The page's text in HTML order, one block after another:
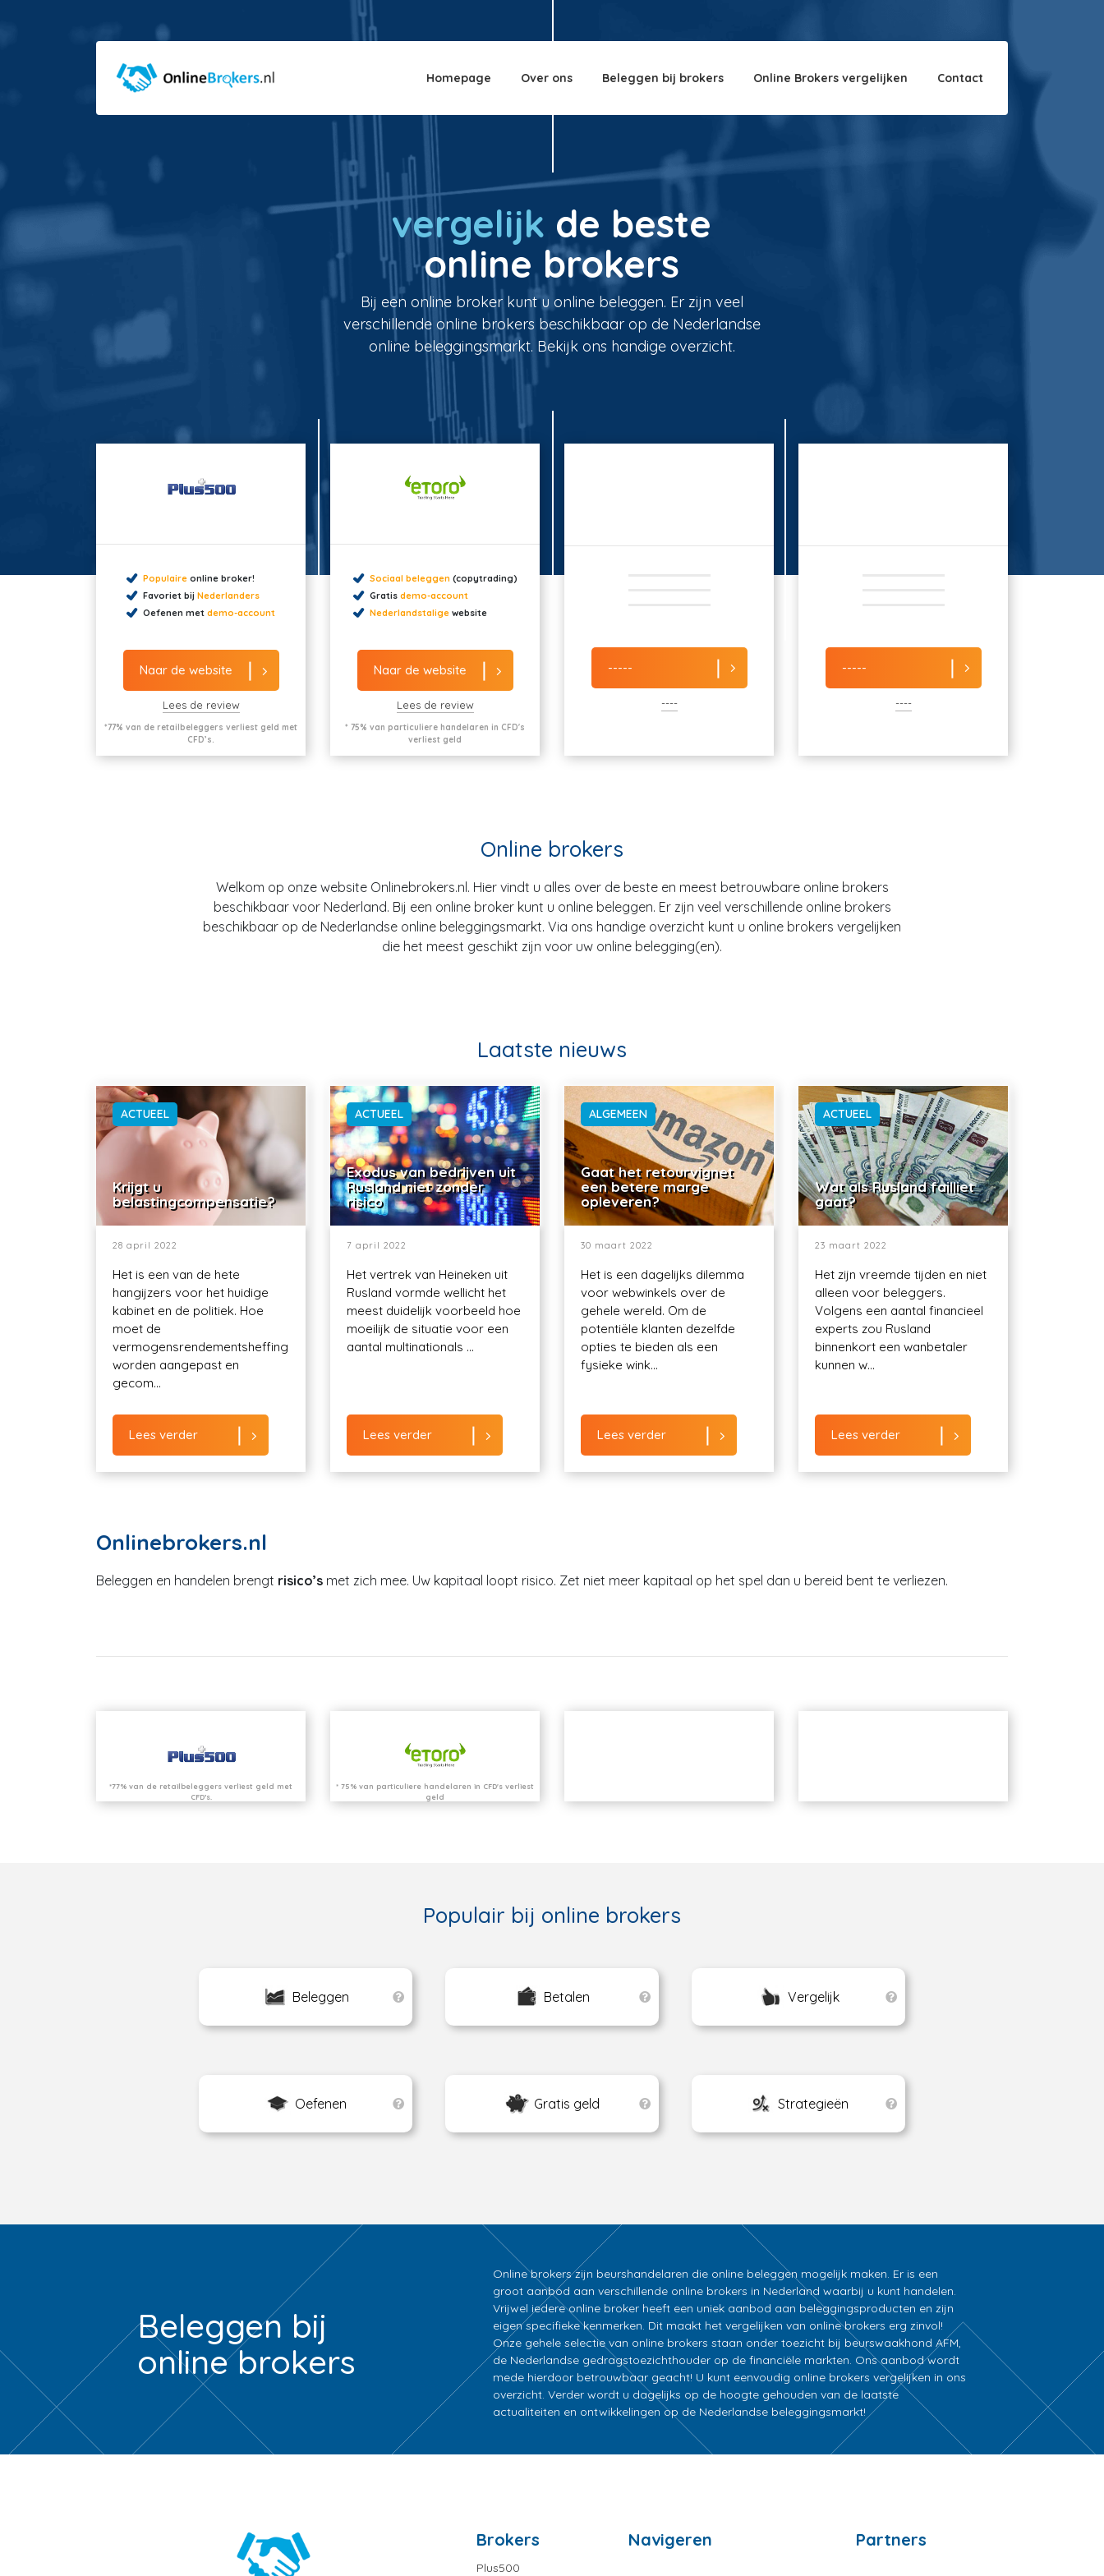
Homepage Over ons Beleggen bij brokers Online Brokers vergelijken Contact
vergelijk de beste
online brokers
Bij een online broker kunt u online beleggen. Er zijn veel
verschillende online brokers beschikbaar op de Nederlandse
online beleggingsmarkt. Bekijk ons handige overzicht.
Populaire online broker!
Favoriet bij Nederlanders
Oefenen met demo-account
Naar de website
Lees de review
*77% van de retailbeleggers verliest geld met
CFD’s.
Sociaal beleggen (copytrading)
Gratis demo-account
Nederlandstaligewebsite
Naar de website
Lees de review
* 75% van particuliere handelaren in CFD's
verliest geld
-----
----
-----
----
Online brokers
Welkom op onze website Onlinebrokers.nl. Hier vindt u alles over de beste en meest betrouwbare online brokers
beschikbaar voor Nederland. Bij een online broker kunt u online beleggen. Er zijn veel verschillende online brokers
beschikbaar op de Nederlandse online beleggingsmarkt. Via ons handige overzicht kunt u online brokers vergelijken
die het meest geschikt zijn voor uw online belegging(en).
Laatste nieuws
ACTUEEL
Krijgt u
belastingcompensatie?
28 april 2022
Het is een van de hete
hangijzers voor het huidige
kabinet en de politiek. Hoe
moet de
vermogensrendementsheffing
worden aangepast en
gecom...
Lees verder
ACTUEEL
Exodus van bedrijven uit
Rusland niet zonder
risico
7 april 2022
Het vertrek van Heineken uit
Rusland vormde wellicht het
meest duidelijk voorbeeld hoe
moeilijk de situatie voor een
aantal multinationals ...
Lees verder
ALGEMEEN
Gaat het retourvignet
een betere marge
opleveren?
30 maart 2022
Het is een dagelijks dilemma
voor webwinkels over de
gehele wereld. Om de
potentiële klanten dezelfde
opties te bieden als een
fysieke wink...
Lees verder
ACTUEEL
Wat als Rusland failliet
gaat?
23 maart 2022
Het zijn vreemde tijden en niet
alleen voor beleggers.
Volgens een aantal financieel
experts zou Rusland
binnenkort een wanbetaler
kunnen w...
Lees verder
Onlinebrokers.nl
Beleggen en handelen brengt risico’s met zich mee. Uw kapitaal loopt risico. Zet niet meer kapitaal op het spel dan u bereid bent te verliezen.
*77% van de retailbeleggers verliest geld met
CFD’s.
* 75% van particuliere handelaren in CFD's verliest
geld
Populair bij online brokers
Beleggen Betalen Vergelijk
Oefenen Gratis geld Strategieën
Beleggen bij
online brokers
Online brokers zijn beurshandelaren die online beleggen mogelijk maken. Er is een
groot aanbod aan verschillende online brokers in Nederland waarbij u kunt handelen.
Vrijwel iedere online broker heeft een uniek aanbod aan beleggingsproducten en zijn
eigen specifieke kenmerken. Dit maakt het vergelijken van online brokers erg zinvol!
Onze gehele selectie van online brokers staan onder toezicht bij beurswaakhond AFM,
de Nederlandse gedragstoezichthouder op de financiële markten. Ons aanbod wordt
mede hierdoor betrouwbaar geacht! U kunt eenvoudig online brokers vergelijken in ons
overzicht. Verder wordt u dagelijks op de hoogte gehouden van de laatste
actualiteiten en ontwikkelingen op de Nederlandse beleggingsmarkt!
Brokers
Plus500
Navigeren Partners